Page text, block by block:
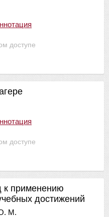
доступе
доступе
к применению
достижений
М.